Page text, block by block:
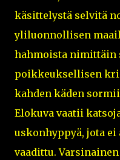
käsittelystä selvitä
yliluonnollisen
hahmoista nimittäin
poikkeuksellisen
kahden käden
Elokuva vaatii
uskonhyppyä, jota
vaadittu.